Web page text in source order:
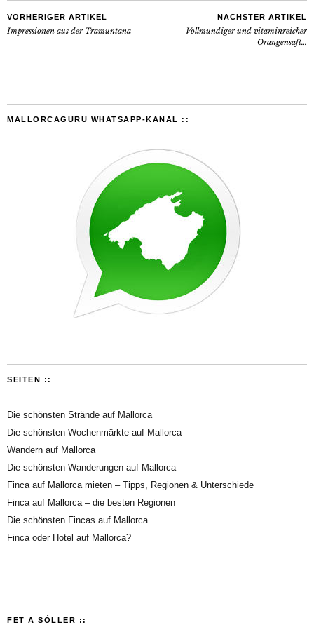
VORHERIGER ARTIKEL
Impressionen aus der Tramuntana
NÄCHSTER ARTIKEL
Vollmundiger und vitaminreicher
Orangensaft…
MALLORCAGURU WHATSAPP-KANAL ::
SEITEN ::
Die schönsten Strände auf Mallorca
Die schönsten Wochenmärkte auf Mallorca
Wandern auf Mallorca
Die schönsten Wanderungen auf Mallorca
Finca auf Mallorca mieten – Tipps, Regionen & Unterschiede
Finca auf Mallorca – die besten Regionen
Die schönsten Fincas auf Mallorca
Finca oder Hotel auf Mallorca?
FET A SÓLLER ::